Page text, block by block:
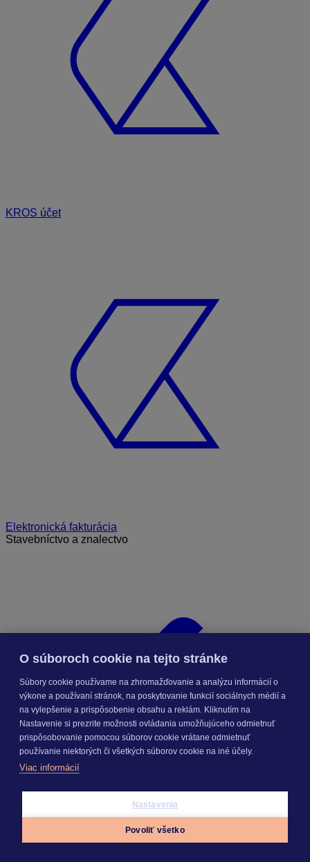
KROS účet
Elektronická fakturácia
Stavebníctvo a znalectvo
O súboroch cookie na tejto stránke
Súbory cookie používame na zhromažďovanie a analýzu informácií o
výkone a používaní stránok, na poskytovanie funkcií sociálnych médií a
na vylepšenie a prispôsobenie obsahu a reklám. Kliknutím na
Nastavenie si prezrite možnosti ovládania umožňujúceho odmietnuť
prispôsobovanie pomocou súborov cookie vrátane odmietnuť
používanie niektorých či všetkých súborov cookie na iné účely.
Viac informácií
Nastavenia
Povoliť všetko